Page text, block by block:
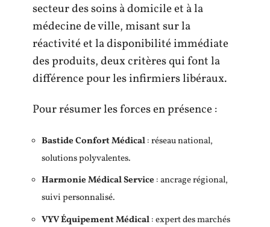
secteur des soins à domicile et à la
médecine de ville, misant sur la
réactivité et la disponibilité immédiate
des produits, deux critères qui font la
différence pour les infirmiers libéraux.
Pour résumer les forces en présence :
Bastide Confort Médical: réseau national,
solutions polyvalentes.
Harmonie Médical Service : ancrage régional,
suivi personnalisé.
VYV Équipement Médical: expert des marchés